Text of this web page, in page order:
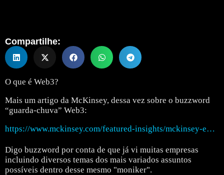
Compartilhe:
O que é Web3?
Mais um artigo da McKinsey, dessa vez sobre o buzzword
“guarda-chuva” Web3:
https://www.mckinsey.com/featured-insights/mckinsey-explainers/what-is-web3
Digo buzzword por conta de que já vi muitas empresas
incluindo diversos temas dos mais variados assuntos
possíveis dentro desse mesmo "moniker".